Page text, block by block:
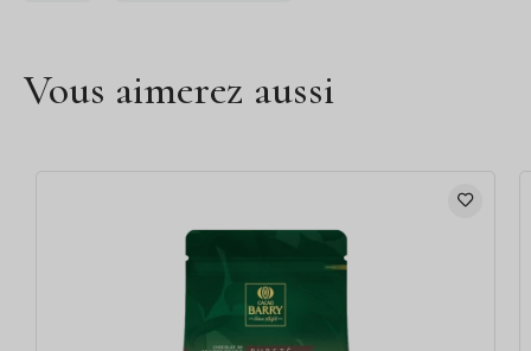
Vous aimerez aussi